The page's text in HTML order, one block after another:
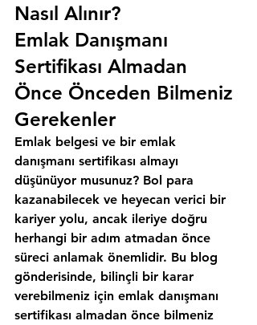
Nasıl Alınır?
Emlak Danışmanı
Sertifikası Almadan
Önce Önceden Bilmeniz
Gerekenler
Emlak belgesi ve bir emlak
danışmanı sertifikası almayı
düşünüyor musunuz? Bol para
kazanabilecek ve heyecan verici bir
kariyer yolu, ancak ileriye doğru
herhangi bir adım atmadan önce
süreci anlamak önemlidir. Bu blog
gönderisinde, bilinçli bir karar
verebilmeniz için emlak danışmanı
sertifikası almadan önce bilmeniz